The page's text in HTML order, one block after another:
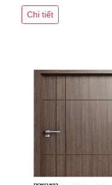
Chi tiết